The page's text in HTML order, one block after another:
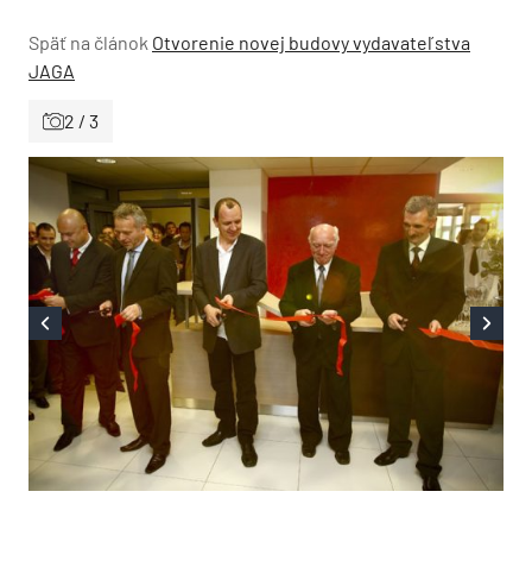
Späť na článok Otvorenie novej budovy vydavateľstva
JAGA
2 / 3